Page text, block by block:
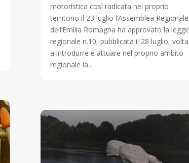
motoristica così radicata nel proprio
territorio il 23 luglio l’Assemblea Regionale
dell’Emilia Romagna ha approvato la legge
regionale n.10, pubblicata il 28 luglio, volta
a introdurre e attuare nel proprio ambito
regionale la...